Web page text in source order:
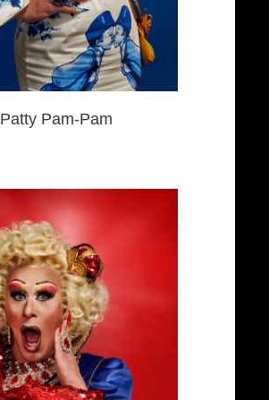
Patty Pam-Pam